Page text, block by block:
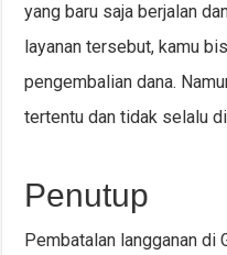
yang baru saja berjalan
layanan tersebut, kamu
pengembalian dana.
tertentu dan tidak selalu
Penutup
Pembatalan langganan di